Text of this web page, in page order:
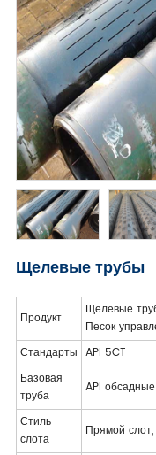
Щелевые трубы
Продукт
Щелевые
Песок
Стандарты API 5CT
Базовая
труба
API
Стиль
слота
Прямой